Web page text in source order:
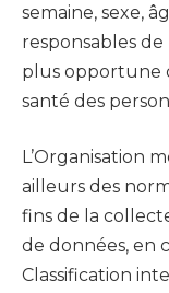
semaine, sexe,
responsables
plus opportune
santé des
L’Organisation
ailleurs des
fins de la
de données, en
Classification